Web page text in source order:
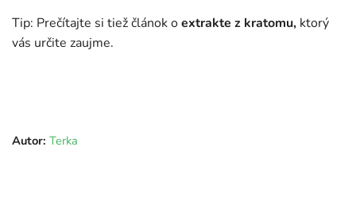
Tip: Prečítajte si tiež článok oextrakte z kratomu, ktorý
vás určite zaujme.
Autor: Terka